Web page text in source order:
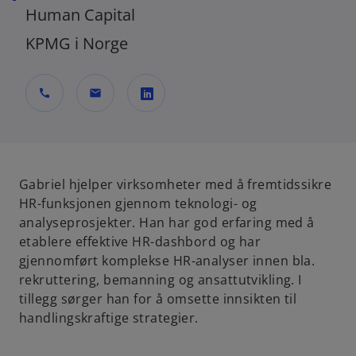
Human Capital
KPMG i Norge
call mail
n
s
i
n
a
n
e
w
Gabriel hjelper virksomheter med å fremtidssikre
HR-funksjonen gjennom teknologi- og
analyseprosjekter. Han har god erfaring med å
etablere effektive HR-dashbord og har
gjennomført komplekse HR-analyser innen bla.
rekruttering, bemanning og ansattutvikling. I
tillegg sørger han for å omsette innsikten til
handlingskraftige strategier.